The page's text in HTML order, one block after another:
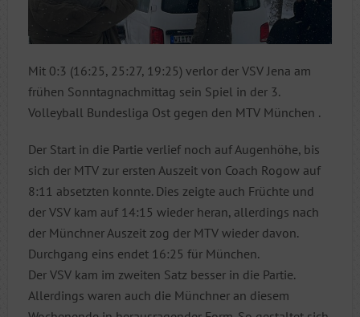
Mit 0:3 (16:25, 25:27, 19:25) verlor der VSV Jena am
frühen Sonntagnachmittag sein Spiel in der 3.
Volleyball Bundesliga Ost gegen den MTV München .
Der Start in die Partie verlief noch auf Augenhöhe, bis
sich der MTV zur ersten Auszeit von Coach Rogow auf
8:11 absetzten konnte. Dies zeigte auch Früchte und
der VSV kam auf 14:15 wieder heran, allerdings nach
der Münchner Auszeit zog der MTV wieder davon.
Durchgang eins endet 16:25 für München.
Der VSV kam im zweiten Satz besser in die Partie.
Allerdings waren auch die Münchner an diesem